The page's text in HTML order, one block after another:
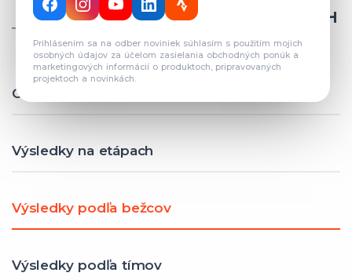
Prihlásením sa na odber noviniek súhlasím s použitím mojich
osobných údajov za účelom zasielania obchodných ponúk a
marketingových informácií o produktoch, pripravovaných
projektoch a novinkách.
CELKOVÝ POČET REGISTROVANÝCH
TÍMOV: 82
Celkové výsledky
Výsledky na etápach
Výsledky podľa bežcov
Výsledky podľa tímov